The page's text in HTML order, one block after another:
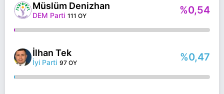
Müslüm Denizhan
DEM Parti 111 OY %0,54
İlhan Tek
İyi Parti 97 OY %0,47